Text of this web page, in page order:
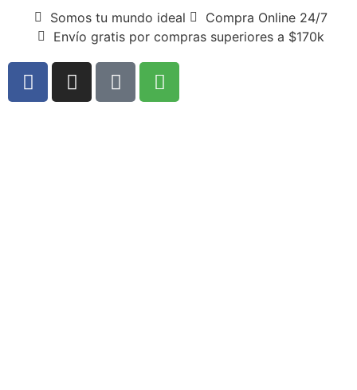
Somos tu mundo ideal
Compra Online 24/7
Envío gratis por compras superiores a $170k